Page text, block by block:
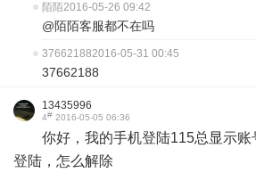
陌陌2016-05-26 09:42
@陌陌客服都不在吗
376621882016-05-31 00:45
37662188
13435996
4# 2016-05-05 06:36
你好，我的手机登陆115总显示
登陆，怎么解除